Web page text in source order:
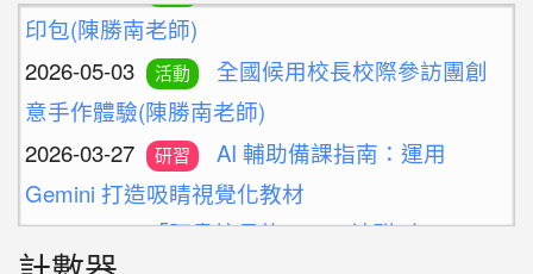
印包(陳勝南老師)
2026-05-03 活動
意手作體驗(陳勝南老師)
研習
Gemini 打造吸睛視覺化教材
2025-09-17
Future Education）